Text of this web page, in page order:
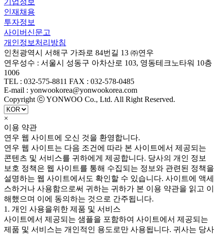
인재채용
투자정보
사이버신문고
개인정보처리방침
인천광역시 서해구 가좌로 84번길 13 ㈜연우
연우성수 : 서울시 성동구 아차산로 103, 영동테크노타워 10층
1006
TEL : 032-575-8811 FAX : 032-578-0485
E-mail : yonwookorea@yonwookorea.com
Copyright ⓒ YONWOO Co., Ltd. All Right Reserved.
×
이용 약관
연우 웹 사이트에 오신 것을 환영합니다.
연우 웹 사이트는 다음 조건에 따라 본 사이트에서 제공되는
콘텐츠 및 서비스를 귀하에게 제공합니다. 당사의 개인 정보
보호 정책은 웹 사이트를 통해 수집되는 정보와 관련된 정책을
설명하는 웹 사이트에서도 확인할 수 있습니다. 사이트에 액세
스하거나 사용함으로써 귀하는 귀하가 본 이용 약관을 읽고 이
해했으며 이에 동의하는 것으로 간주됩니다.
1. 개인 사용을위한 제품 및 서비스
사이트에서 제공되는 샘플을 포함하여 사이트에서 제공되는
제품 및 서비스는 개인적인 용도로만 사용됩니다. 귀사는 당사